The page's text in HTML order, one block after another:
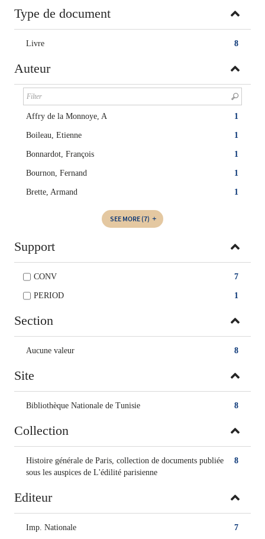
Type de document
8
Livre
Auteur
1
Affry de la Monnoye, A
1
Boileau, Etienne
1
Bonnardot, François
1
Bournon, Fernand
1
Brette, Armand
SEE MORE (7)
Support
7
CONV
1
PERIOD
Section
8
Aucune valeur
Site
8
Bibliothèque Nationale de Tunisie
Collection
8
Histoire générale de Paris, collection de documents publiée
sous les auspices de L'édilité parisienne
Editeur
7
Imp. Nationale